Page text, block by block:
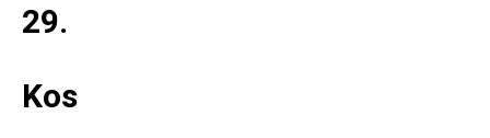
29.
Kos